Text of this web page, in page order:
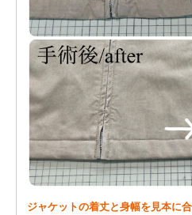
ジャケットの着丈と身幅を見本に